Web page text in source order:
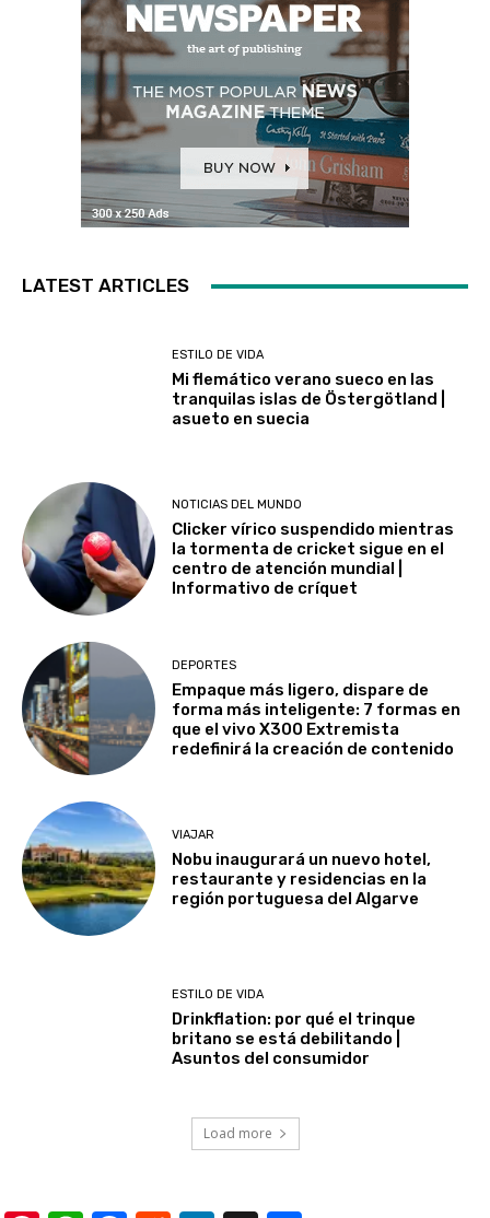
LATEST ARTICLES
ESTILO DE VIDA
Mi flemático verano sueco en las
tranquilas islas de Östergötland |
asueto en suecia
NOTICIAS DEL MUNDO
Clicker vírico suspendido mientras
la tormenta de cricket sigue en el
centro de atención mundial |
Informativo de críquet
DEPORTES
Empaque más ligero, dispare de
forma más inteligente: 7 formas en
que el vivo X300 Extremista
redefinirá la creación de contenido
VIAJAR
Nobu inaugurará un nuevo hotel,
restaurante y residencias en la
región portuguesa del Algarve
ESTILO DE VIDA
Drinkflation: por qué el trinque
britano se está debilitando |
Asuntos del consumidor
Load more